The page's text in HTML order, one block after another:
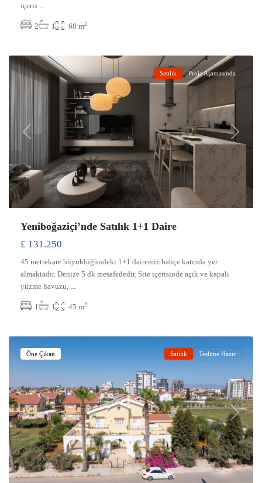
içeris
2 1 68 m2
Yeniboğaziçi,
Previous Next
Satılık Proje Aşamasında
Yeniboğaziçi’nde Satılık 1+1 Daire
£ 131.250
45 metrekare büyüklüğündeki 1+1 dairemiz bahçe katında yer
almaktadır. Denize 5 dk mesafededir. Site içerisinde açık ve kapalı
yüzme havuzu,
1 1 45 m2
Yeniboğaziçi,
Previous Next
Öne Çıkan Satılık Teslime Hazır